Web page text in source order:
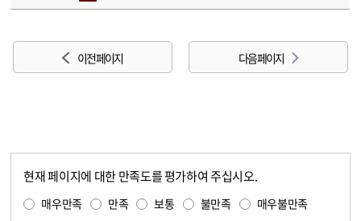
이전 페이지 다음 페이지
현재 페이지에 대한 만족도를 평가하여 주십시오.
매우만족 만족 보통 불만족 매우불만족